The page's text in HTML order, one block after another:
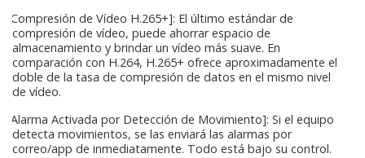
[Compresión de Vídeo H.265+]: El último estándar de
compresión de vídeo, puede ahorrar espacio de
almacenamiento y brindar un vídeo más suave. En
comparación con H.264, H.265+ ofrece aproximadamente el
doble de la tasa de compresión de datos en el mismo nivel
de vídeo.
[Alarma Activada por Detección de Movimiento]: Si el equipo
detecta movimientos, se las enviará las alarmas por
correo/app de inmediatamente. Todo está bajo su control.